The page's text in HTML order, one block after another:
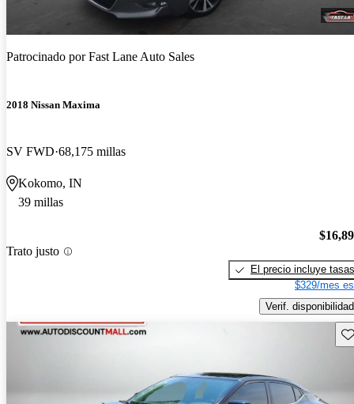
Patrocinado porFast Lane Auto Sales
2018 Nissan Maxima
SV FWD 68,175 millas
Kokomo, IN
39 millas
Trato justo
El precio incluye tasas
$329/mes
Verif. disponibilidad